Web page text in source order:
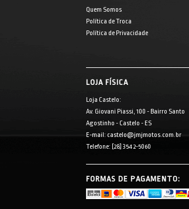
Quem Somos
Política de Troca
Política de Privacidade
LOJA FÍSICA
Loja Castelo:
Av. Giovani Piassi, 100 - Bairro Santo
Agostinho - Castelo - ES
E-mail: castelo@jmjmotos.com.br
Telefone: [28] 3542-5060
FORMAS DE PAGAMENTO: